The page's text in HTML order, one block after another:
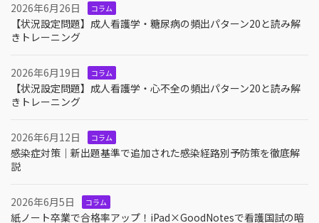
2026年6月26日 コラム
【状況設定問題】成人看護学・糖尿病の頻出パターン20と読み解
きトレーニング
2026年6月19日 コラム
【状況設定問題】成人看護学・心不全の頻出パターン20と読み解
きトレーニング
2026年6月12日 コラム
感染症対策｜新出題基準で追加された感染経路別予防策を徹底解
説
2026年6月5日 コラム
紙ノート卒業で合格率アップ！iPad×GoodNotesで看護国試の暗